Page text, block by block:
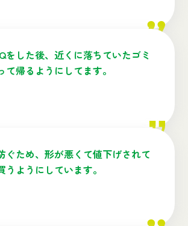
をした後、近くに落ちていたゴミ
て帰るようにしてます。
ぐため、形が悪くて値下げされて
うようにしています。